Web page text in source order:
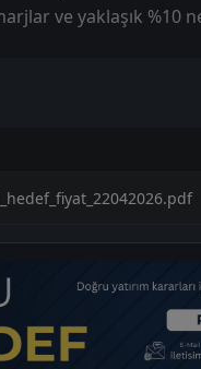
ve yaklaşık %10